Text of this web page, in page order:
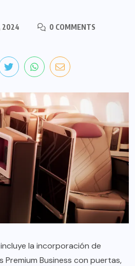
2024
0 COMMENTS
la incorporación de
Premium Business con puertas,